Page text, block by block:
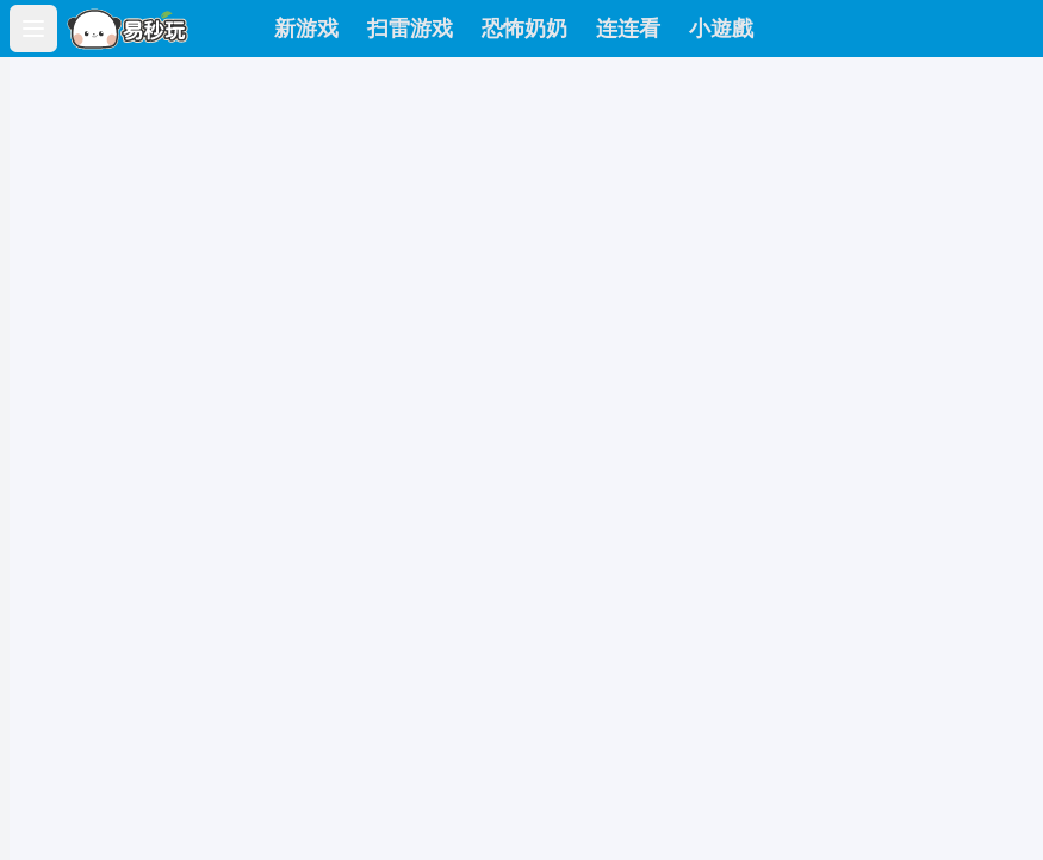
Open main menu
新游戏 扫雷游戏 恐怖奶奶 连连看 小遊戲